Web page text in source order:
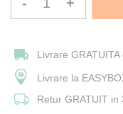
Livrare
Livrare la
Retur GRATUIT in